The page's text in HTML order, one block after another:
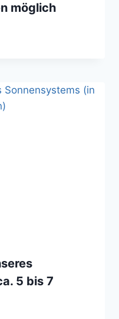
möglich
5 bis 7